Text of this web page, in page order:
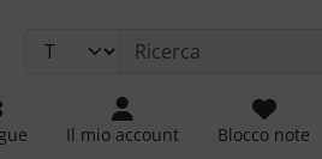
Il mio account Blocco note